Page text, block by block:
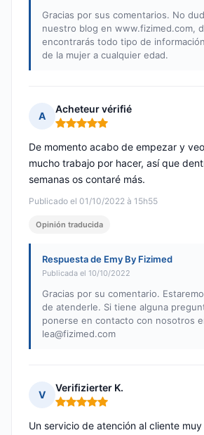
Gracias por sus comentarios. No
nuestro blog en www.fizimed.com,
encontrarás todo tipo de
de la mujer a cualquier edad.
A
Acheteur vérifié
Nota: 5 de 5
Publicado el 01/10/2022 à 15h55
De momento acabo de empezar y
mucho trabajo por hacer, así que
semanas os contaré más.
Opinión traducida
Respuesta de Emy By Fizimed
Publicada el 10/10/2022
Gracias por su comentario.
de atenderle. Si tiene alguna
ponerse en contacto con nosotros
lea@fizimed.com
V
Verifizierter K.
Nota: 5 de 5
Un servicio de atención al cliente